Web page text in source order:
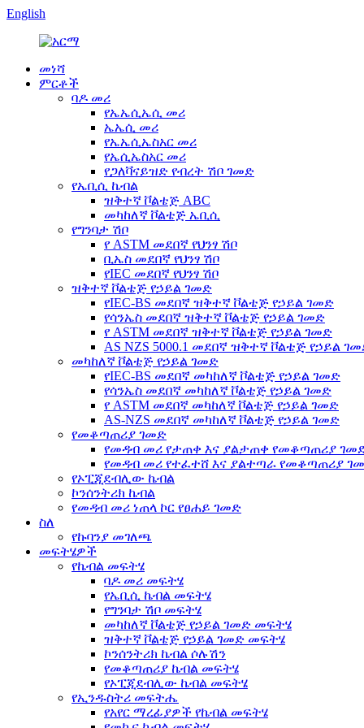
English
መነሻ
ምርቶች
ባዶ መሪ
የኤኤሲኤሲ መሪ
ኤኤሲ መሪ
የኤኤሲኤስአር መሪ
የኤሲኤስአር መሪ
የጋለቫናይዝድ የብረት ሽቦ ገመድ
የኤቢሲ ኬብል
ዝቅተኛ ቮልቴጅ ABC
መካከለኛ ቮልቴጅ ኤቢሲ
የግንባታ ሽቦ
የ ASTM መደበኛ የህንፃ ሽቦ
ቢኤስ መደበኛ የህንፃ ሽቦ
የIEC መደበኛ የህንፃ ሽቦ
ዝቅተኛ ቮልቴጅ የኃይል ገመድ
የIEC-BS መደበኛ ዝቅተኛ ቮልቴጅ የኃይል ገመድ
የሳንኤስ መደበኛ ዝቅተኛ ቮልቴጅ የኃይል ገመድ
የ ASTM መደበኛ ዝቅተኛ ቮልቴጅ የኃይል ገመድ
AS NZS 5000.1 መደበኛ ዝቅተኛ ቮልቴጅ የኃይል
መካከለኛ ቮልቴጅ የኃይል ገመድ
የIEC-BS መደበኛ መካከለኛ ቮልቴጅ የኃይል ገመድ
የሳንኤስ መደበኛ መካከለኛ ቮልቴጅ የኃይል ገመድ
የ ASTM መደበኛ መካከለኛ ቮልቴጅ የኃይል ገመድ
AS-NZS መደበኛ መካከለኛ ቮልቴጅ የኃይል ገመድ
የመቆጣጠሪያ ገመድ
የመዳብ መሪ የታጠቀ እና ያልታጠቀ የመቆጣጠሪያ
የመዳብ መሪ የተፈተሸ እና ያልተጣራ የመቆጣጠሪያ
የኦፒጂደብሊው ኬብል
ኮንሰንትሪክ ኬብል
የመዳብ መሪ ነጠላ ኮር የፀሐይ ገመድ
ስለ
የኩባንያ መገለጫ
መፍትሄዎች
የኬብል መፍትሄ
ባዶ መሪ መፍትሄ
የኤቢሲ ኬብል መፍትሄ
የግንባታ ሽቦ መፍትሄ
መካከለኛ ቮልቴጅ የኃይል ገመድ መፍትሄ
ዝቅተኛ ቮልቴጅ የኃይል ገመድ መፍትሄ
ኮንሰንትሪክ ኬብል ሶሉሽን
የመቆጣጠሪያ ኬብል መፍትሄ
የኦፒጂደብሊው ኬብል መፍትሄ
የኢንዱስትሪ መፍትሔ
የአየር ማረፊያዎች የኬብል መፍትሄ